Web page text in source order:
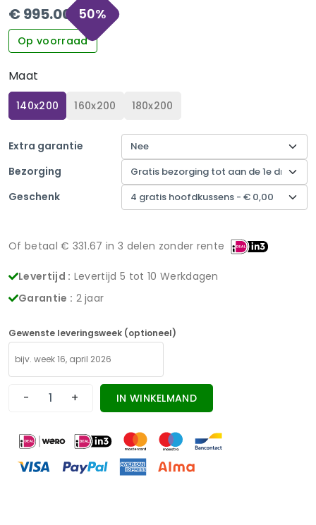
€ 995.00 50%
Op voorraad
Maat
140x200 160x200 180x200
Extra garantie
Bezorging
Geschenk
Of betaal € 331.67 in 3 delen zonder rente
Levertijd : Levertijd 5 tot 10 Werkdagen
Garantie : 2 jaar
Gewenste leveringsweek (optioneel)
- + IN WINKELMAND